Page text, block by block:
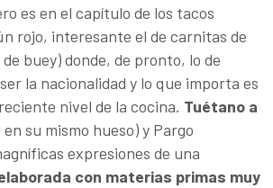
es en el capítulo de los tacos
rojo, interesante el de carnitas de
buey) donde, de pronto, lo de
la nacionalidad y lo que importa es
nivel de la cocina. Tuétano a
su mismo hueso) y Pargo
expresiones de una
con materias primas muy